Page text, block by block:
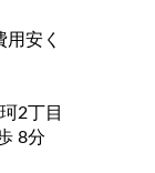
安く
2丁目
鹿児島本線 竹下 駅 徒歩 8分